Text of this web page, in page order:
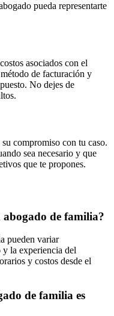
pueda representarte
asociados con el
de facturación y
No dejes de
compromiso con tu caso.
sea necesario y que
que te propones.
de familia?
pueden variar
la experiencia del
y costos desde el
de familia es